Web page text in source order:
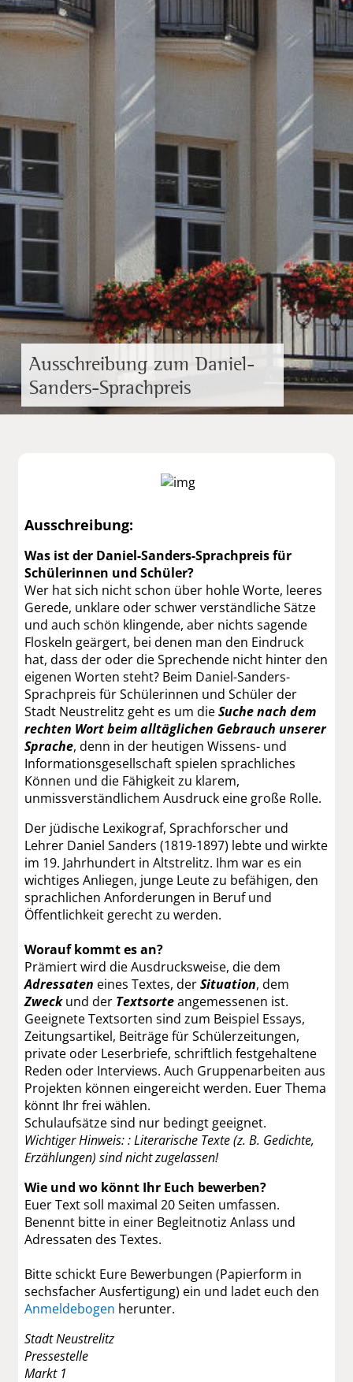
Ausschreibung zum Daniel-
Sanders-Sprachpreis
Ausschreibung:
Was ist der Daniel-Sanders-Sprachpreis für
Schülerinnen und Schüler?
Wer hat sich nicht schon über hohle Worte, leeres
Gerede, unklare oder schwer verständliche Sätze
und auch schön klingende, aber nichts sagende
Floskeln geärgert, bei denen man den Eindruck
hat, dass der oder die Sprechende nicht hinter den
eigenen Worten steht? Beim Daniel-Sanders-
Sprachpreis für Schülerinnen und Schüler der
Stadt Neustrelitz geht es um dieSuche nach dem
rechten Wort beim alltäglichen Gebrauch unserer
Sprache, denn in der heutigen Wissens- und
Informationsgesellschaft spielen sprachliches
Können und die Fähigkeit zu klarem,
unmissverständlichem Ausdruck eine große Rolle.
Der jüdische Lexikograf, Sprachforscher und
Lehrer Daniel Sanders (1819-1897) lebte und wirkte
im 19. Jahrhundert in Altstrelitz. Ihm war es ein
wichtiges Anliegen, junge Leute zu befähigen, den
sprachlichen Anforderungen in Beruf und
Öffentlichkeit gerecht zu werden.
Worauf kommt es an?
Prämiert wird die Ausdrucksweise, die dem
Adressaten eines Textes, derSituation, dem
Zweckund der Textsorteangemessenen ist.
Geeignete Textsorten sind zum Beispiel Essays,
Zeitungsartikel, Beiträge für Schülerzeitungen,
private oder Leserbriefe, schriftlich festgehaltene
Reden oder Interviews. Auch Gruppenarbeiten aus
Projekten können eingereicht werden. Euer Thema
könnt Ihr frei wählen.
Schulaufsätze sind nur bedingt geeignet.
Wichtiger Hinweis: : Literarische Texte (z. B. Gedichte,
Erzählungen) sind nicht zugelassen!
Wie und wo könnt Ihr Euch bewerben?
Euer Text soll maximal 20 Seiten umfassen.
Benennt bitte in einer Begleitnotiz Anlass und
Adressaten des Textes.
Bitte schickt Eure Bewerbungen (Papierform in
sechsfacher Ausfertigung) ein und ladet euch den
Anmeldebogen herunter.
Stadt Neustrelitz
Pressestelle
Markt 1